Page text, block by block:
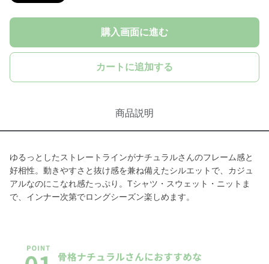
購入画面に進む
カートに追加する
商品説明
ゆるっとしたストレートラインがナチュラルさんのフレーム感と
好相性。動きやすさと抜け感を兼ね備えたシルエットで、カジュ
アルなのにこなれ感たっぷり。Tシャツ・スウェット・ニットま
で、インナー次第でロングシーズン楽しめます。